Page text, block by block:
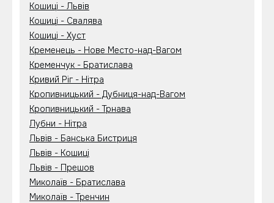
Кошиці - Львів
Кошиці - Свалява
Кошиці - Хуст
Кременець - Нове Место-над-Вагом
Кременчук - Братислава
Кривий Ріг - Нітра
Кропивницький - Дубниця-над-Вагом
Кропивницький - Трнава
Лубни - Нітра
Львів - Банська Бистриця
Львів - Кошиці
Львів - Прешов
Миколаїв - Братислава
Миколаїв - Тренчин